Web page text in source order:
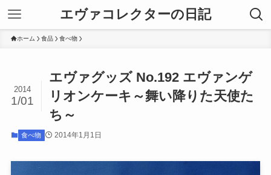
エヴァコレクターの日記
ホーム 食品 食べ物
エヴァグッズ No.192 エヴァンゲ
リオンケーキ～舞い降りた天使た
ち～
2014
1/01
食べ物 2014年1月1日